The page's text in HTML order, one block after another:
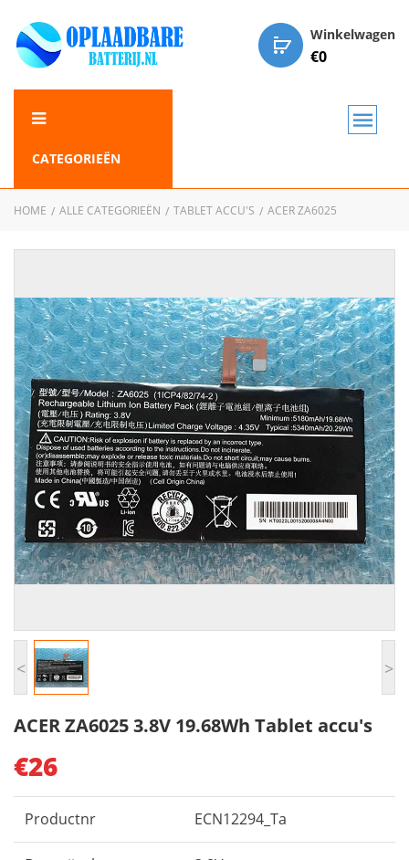
Winkelwagen
€0
CATEGORIEËN
HOME ALLE CATEGORIEËN TABLET ACCU'S ACER ZA6025
< >
ACER ZA6025 3.8V 19.68Wh Tablet accu's
€26
Productnr ECN12294_Ta